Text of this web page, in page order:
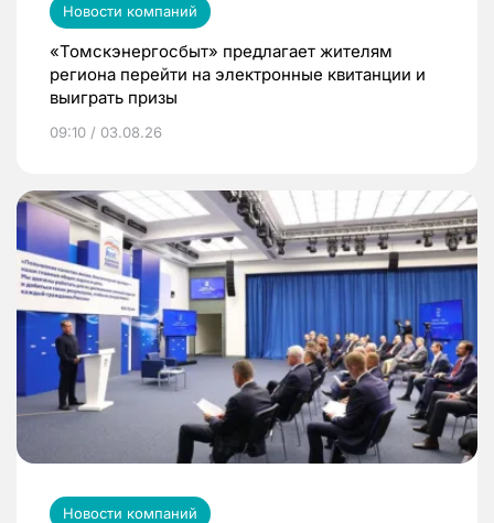
Новости компаний
«Томскэнергосбыт» предлагает жителям
региона перейти на электронные квитанции и
выиграть призы
09:10 / 03.08.26
Новости компаний